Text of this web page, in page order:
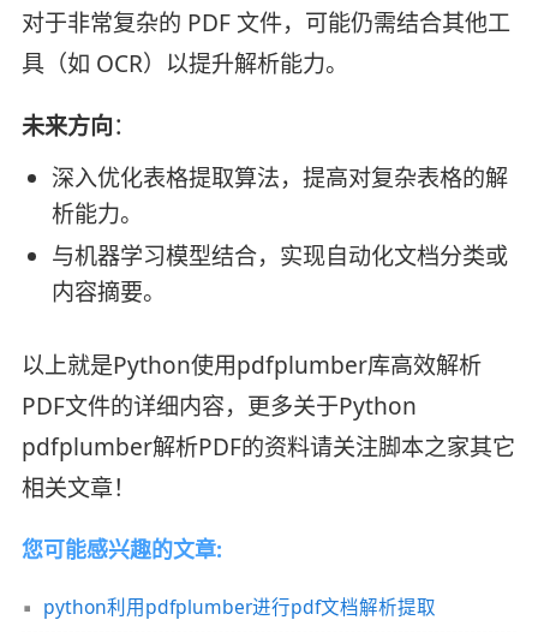
对于非常复杂的 PDF 文件，可能仍需结合其他工
具（如 OCR）以提升解析能力。
未来方向：
深入优化表格提取算法，提高对复杂表格的解
析能力。
与机器学习模型结合，实现自动化文档分类或
内容摘要。
以上就是Python使用pdfplumber库高效解析
PDF文件的详细内容，更多关于Python
pdfplumber解析PDF的资料请关注脚本之家其它
相关文章！
您可能感兴趣的文章:
python利用pdfplumber进行pdf文档解析提取